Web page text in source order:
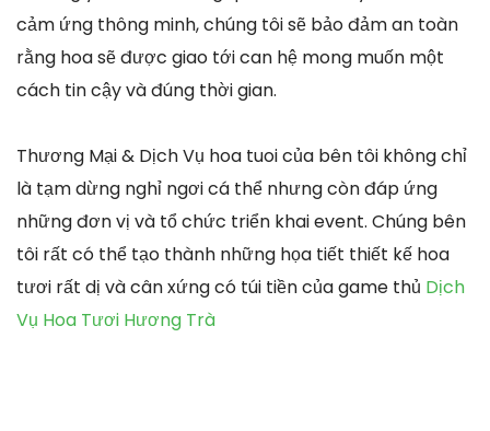
cảm ứng thông minh, chúng tôi sẽ bảo đảm an toàn
rằng hoa sẽ được giao tới can hệ mong muốn một
cách tin cậy và đúng thời gian.
Thương Mại & Dịch Vụ hoa tuoi của bên tôi không chỉ
là tạm dừng nghỉ ngơi cá thể nhưng còn đáp ứng
những đơn vị và tổ chức triển khai event. Chúng bên
tôi rất có thể tạo thành những họa tiết thiết kế hoa
tươi rất dị và cân xứng có túi tiền của game thủ Dịch
Vụ Hoa Tươi Hương Trà